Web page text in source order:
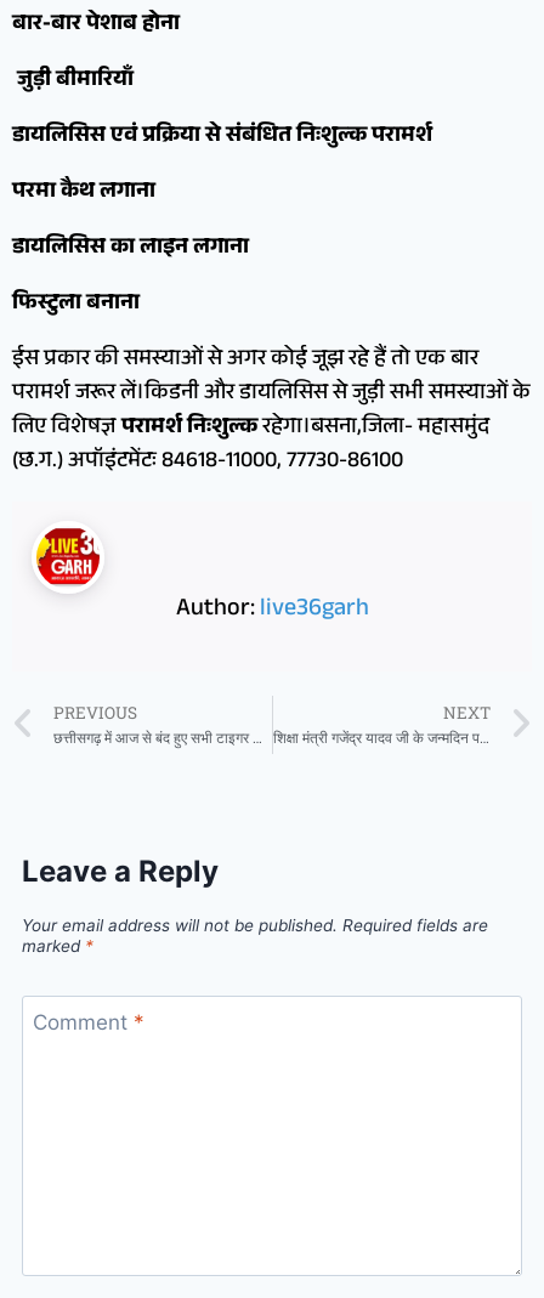
बार-बार पेशाब होना
जुड़ी बीमारियाँ
डायलिसिस एवं प्रक्रिया से संबंधित निःशुल्क परामर्श
परमा कैथ लगाना
डायलिसिस का लाइन लगाना
फिस्टुला बनाना
ईस प्रकार की समस्याओं से अगर कोई जूझ रहे हैं तो एक बार
परामर्श जरूर लें।किडनी और डायलिसिस से जुड़ी सभी समस्याओं के
लिए विशेषज्ञपरामर्श निःशुल्करहेगा।बसना,जिला- महासमुंद
(छ.ग.) अपॉइंटमेंटः 84618-11000, 77730-86100
Author:live36garh
PREVIOUS
छत्तीसगढ़ में आज से बंद हुए सभी टाइगर रिजर्व और अभ्यारण्य, एक अक्टूबर तक जंगल सफारी पर रोक
NEXT
शिक्षा मंत्री गजेंद्र यादव जी के जन्मदिन पर शुभकामना देने वालों का लगा तांता
Leave a Reply
Your email address will not be published. Required fields are
marked *
Comment *